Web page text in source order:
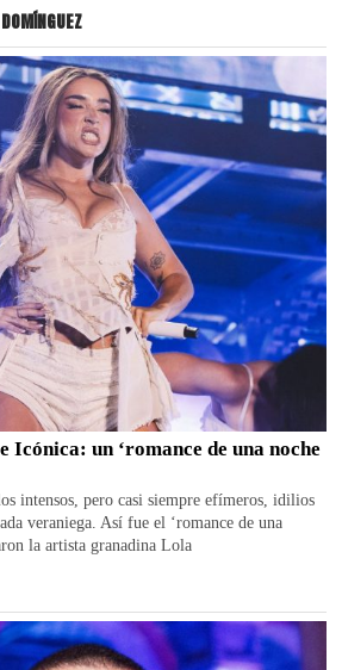
Icónica: un ‘romance de una noche
intensos, pero casi siempre efímeros, idilios
veraniega. Así fue el ‘romance de una
la artista granadina Lola